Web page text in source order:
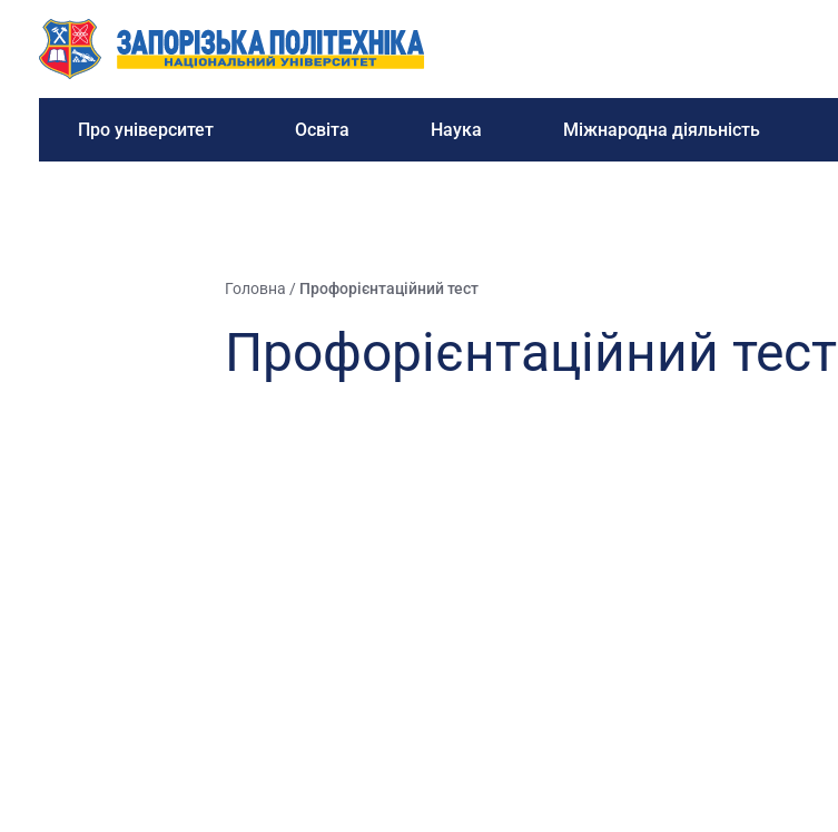
Про університет Освіта Наука Міжнародна діяльність
Головна / Профорієнтаційний тест
Профорієнтаційний тест